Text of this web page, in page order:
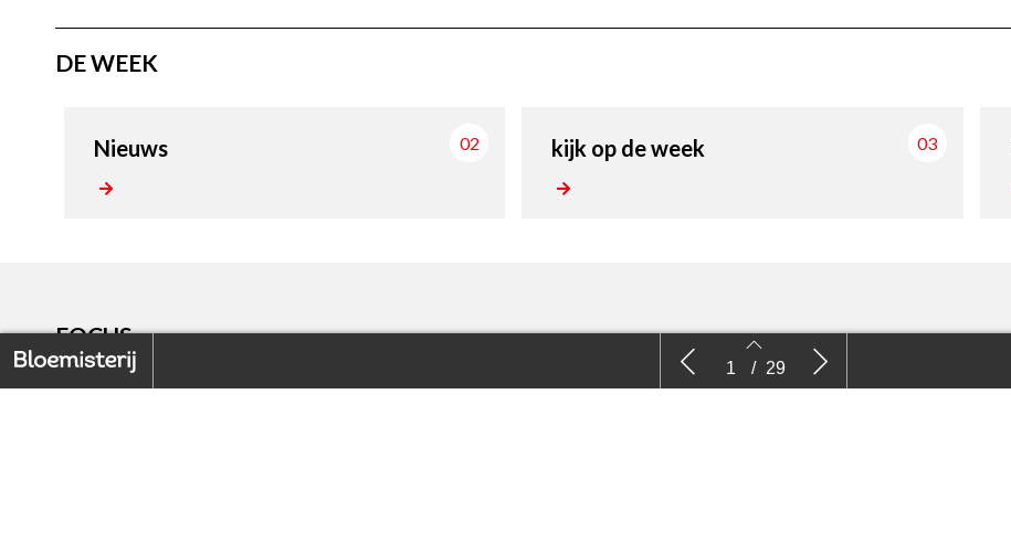
Back to index
Nieuws 1 / 29
DE WEEK
Nieuws 02 kijk op de week 03
FOCUS